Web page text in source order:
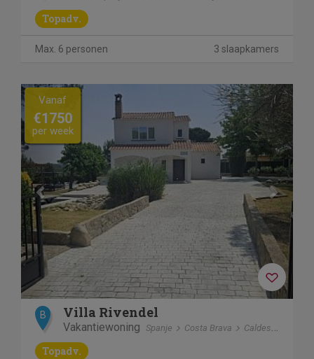
Topadv.
Max. 6 personen 3 slaapkamers
Previous Next
Vanaf
€1750
per week
B Villa Rivendel
Vakantiewoning Spanje Costa Brava Caldes de Malavella
Topadv.